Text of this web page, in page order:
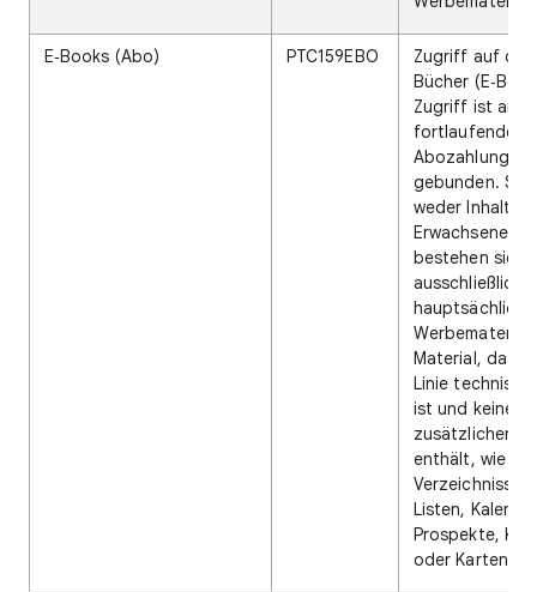
E‑Books (Abo) PTC159EBO
Zugriff auf
Bücher
Zugriff ist an
fortlaufende
Abozahlungen
gebunden. Sie
weder Inhalte
Erwachsene
bestehen sie
ausschließlich
hauptsächlich
Werbematerial
Material, das
Linie
ist und keine
zusätzlichen
enthält, wie z.
Verzeichnisse,
Listen,
Prospekte,
oder Karten.